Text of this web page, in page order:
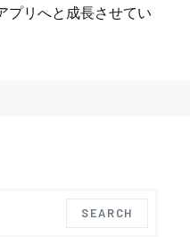
プリへと成長させてい
SEARCH